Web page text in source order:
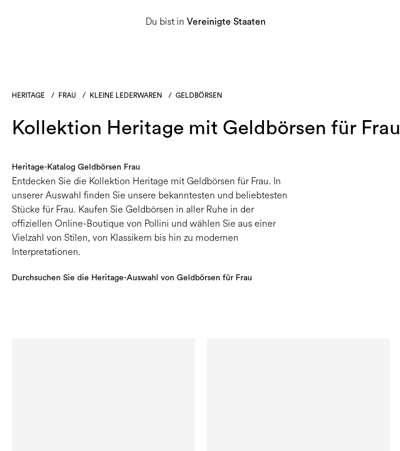
Du bist in Vereinigte Staaten
Herren Heritage-Sammlung
HERITAGE / FRAU / KLEINE LEDERWAREN / GELDBÖRSEN
Kollektion Heritage mit Geldbörsen für Frau
Heritage-Katalog Geldbörsen Frau
Entdecken Sie die Kollektion Heritage mit Geldbörsen für Frau. In
unserer Auswahl finden Sie unsere bekanntesten und beliebtesten
Stücke für Frau. Kaufen Sie Geldbörsen in aller Ruhe in der
offiziellen Online-Boutique von Pollini und wählen Sie aus einer
Vielzahl von Stilen, von Klassikern bis hin zu modernen
Interpretationen.
Durchsuchen Sie die Heritage-Auswahl von Geldbörsen für Frau